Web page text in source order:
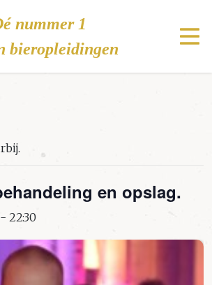
nummer 1
bieropleidingen
en opslag.
- 22:30